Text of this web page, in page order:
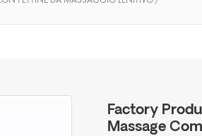
Factory
Massage